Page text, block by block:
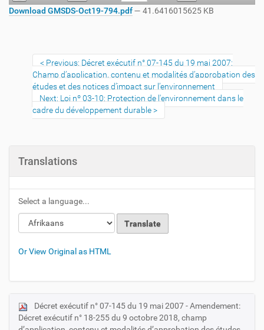
Download GMSDS-Oct19-794.pdf— 41.6416015625 KB
Previous: Décret exécutif n° 07-145 du 19 mai 2007:
Champ d’application, contenu et modalités d’approbation des
études et des notices d’impact sur l’environnement
Next: Loi nº 03-10: Protection de l'environnement dans le
cadre du développement durable
Translations
Select a language...
Or View Original as HTML
N
a
Décret exécutif n° 07-145 du 19 mai 2007 - Amendement:
Décret exécutif n° 18-255 du 9 octobre 2018, champ